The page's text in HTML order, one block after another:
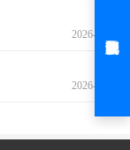
2026-08-07
2026-08-07